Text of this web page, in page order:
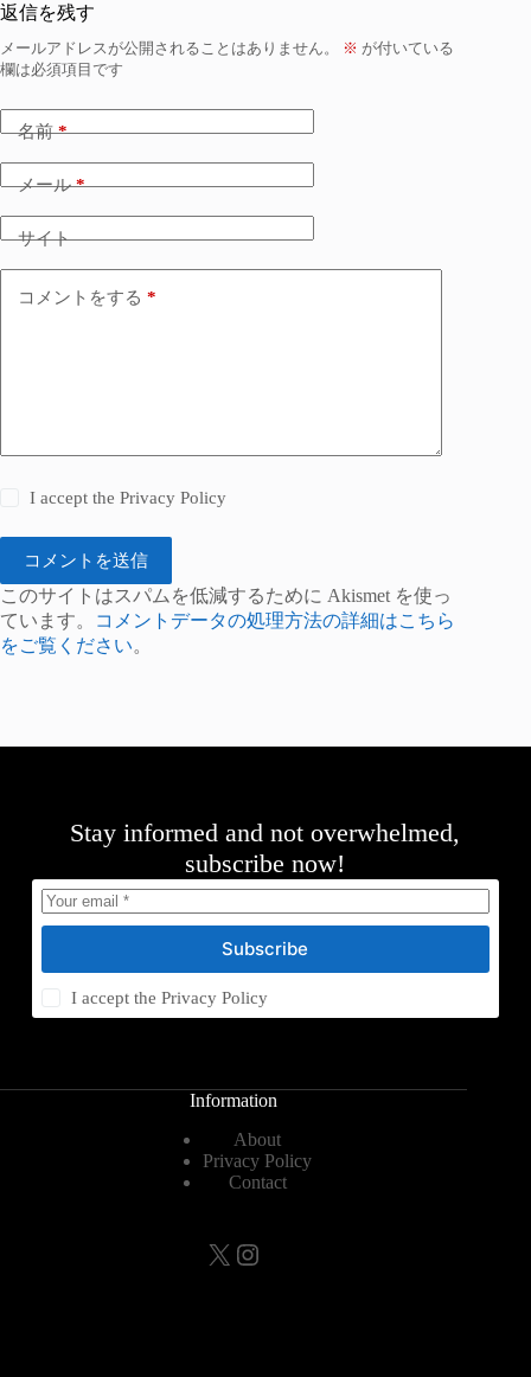
返信を残す
メールアドレスが公開されることはありません。 ※ が付いている
欄は必須項目です
名前*
メール*
サイト
コメントをする *
I accept thePrivacy Policy
コメントを送信
このサイトはスパムを低減するために Akismet を使っ
ています。
コメントデータの処理方法の詳細はこちら
をご覧ください。
Stay informed and not overwhelmed,
subscribe now!
Subscribe
I accept thePrivacy Policy
Information
About
Privacy Policy
Contact
X Instagram